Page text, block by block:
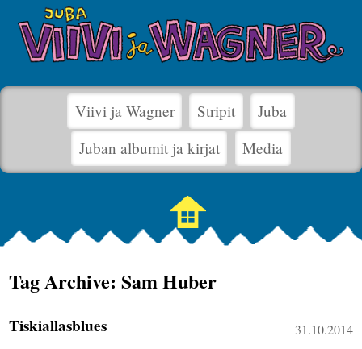
Viivi ja Wagner Stripit
Juba
Juban albumit ja kirjat
Media
Tag Archive: Sam Huber
31.10.2014
Tiskiallasblues